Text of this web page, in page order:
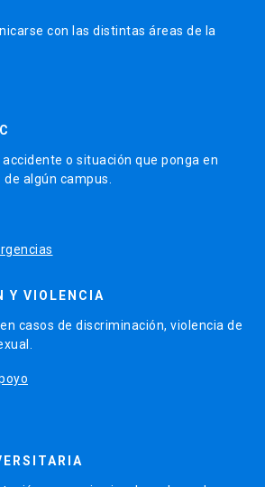
con las distintas áreas de la
o situación que ponga en
algún campus.
Y VIOLENCIA
casos de discriminación, violencia de